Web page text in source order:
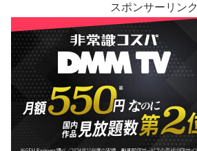
スポンサーリンク